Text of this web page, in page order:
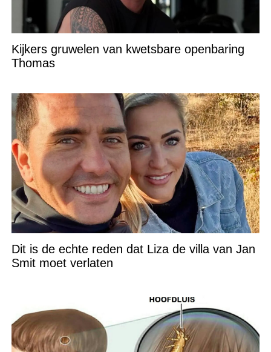
Kijkers gruwelen van kwetsbare openbaring
Thomas
Dit is de echte reden dat Liza de villa van Jan
Smit moet verlaten